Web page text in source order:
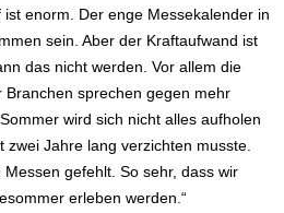
ist enorm. Der enge Messekalender in
sein. Aber der Kraftaufwand ist
das nicht werden. Vor allem die
sprechen gegen mehr
wird sich nicht alles aufholen
zwei Jahre lang verzichten musste.
gefehlt. So sehr, dass wir
erleben werden.“